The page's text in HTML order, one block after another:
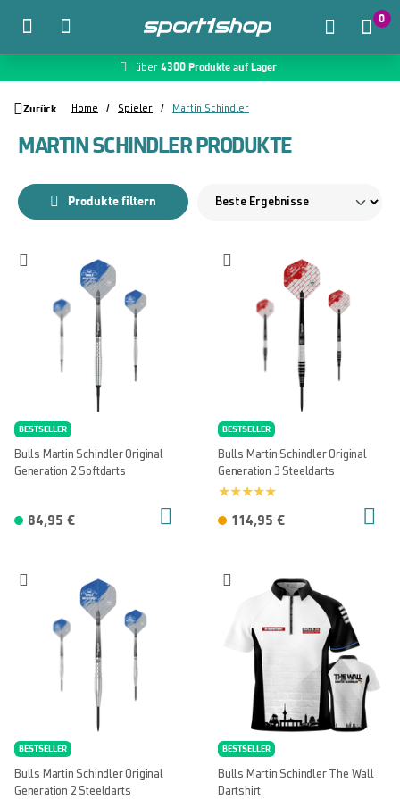
Zum Hauptinhalt springen
0
über 4300 Produkte auf Lager
McDart.de
Zurück Home Spieler Martin Schindler
MARTIN SCHINDLER PRODUKTE
Produkte filtern
BESTSELLER
Bulls Martin Schindler Original
Generation 2 Softdarts
84,95 €
BESTSELLER
Bulls Martin Schindler Original
Generation 3 Steeldarts
114,95 €
BESTSELLER
Bulls Martin Schindler Original
Generation 2 Steeldarts
BESTSELLER
Bulls Martin Schindler The Wall
Dartshirt